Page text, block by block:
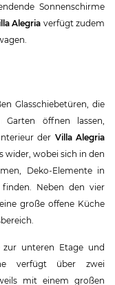
Sonnenschirme
Alegria verfügt zudem
Glasschiebetüren, die
öffnen lassen,
der Villa Alegria
wider, wobei sich in den
Deko-Elemente in
Neben den vier
große offene Küche
zur unteren Etage und
verfügt über zwei
mit einem großen